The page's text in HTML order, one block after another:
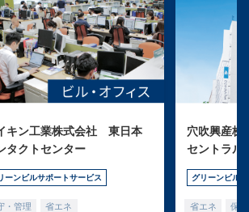
キン工業株式会社 東日本
タクトセンター
ーンビルサポートサービス
・管理 省エネ
穴吹興産株
セントラル
グリーンビル
省エネ 保